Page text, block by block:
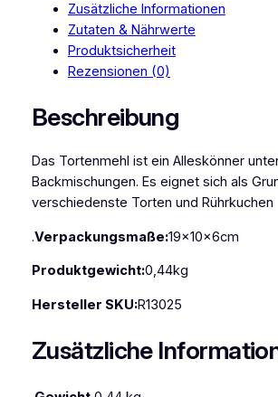
Zusätzliche Informationen
Zutaten & Nährwerte
Produktsicherheit
Rezensionen (0)
Beschreibung
Das Tortenmehl ist ein Alleskönner
Backmischungen. Es eignet sich als
verschiedenste Torten und Rührkuchen
.Verpackungsmaße:19x10x6cm
Produktgewicht:0,44kg
Hersteller SKU:R13025
Zusätzliche